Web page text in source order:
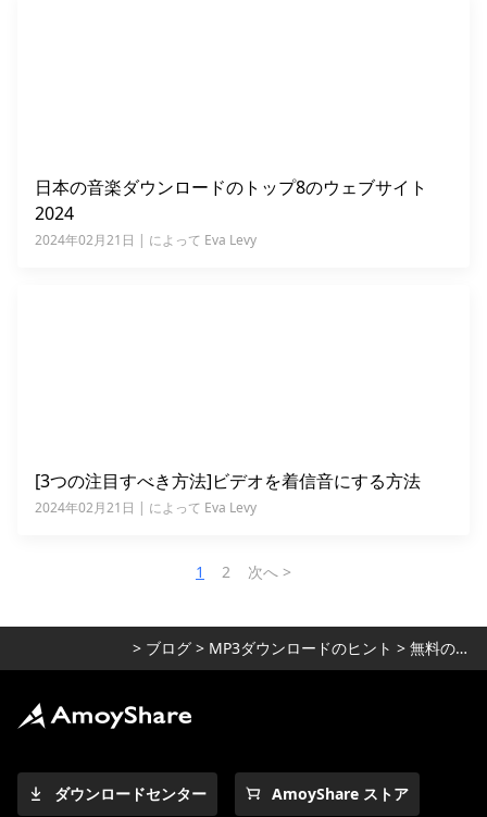
日本の音楽ダウンロードのトップ8のウェブサイト
2024
2024年02月21日 | によって Eva Levy
[3つの注目すべき方法]ビデオを着信音にする方法
2024年02月21日 | によって Eva Levy
1 2 次へ >
> ブログ > MP3ダウンロードのヒント > 無料のMP3ファインダーのヒント
ダウンロードセンター AmoyShare ストア